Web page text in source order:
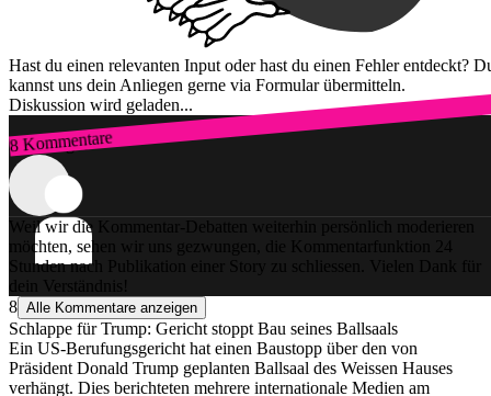
Hast du einen relevanten Input oder hast du einen Fehler entdeckt?
kannst uns dein Anliegen gerne via Formular übermitteln.
Diskussion wird geladen...
8 Kommentare
Zum Login
Weil wir die Kommentar-Debatten weiterhin persönlich moderieren
möchten, sehen wir uns gezwungen, die Kommentarfunktion 24
Stunden nach Publikation einer Story zu schliessen. Vielen Dank für
dein Verständnis!
8 Alle Kommentare anzeigen
Schlappe für Trump: Gericht stoppt Bau seines Ballsaals
Ein US-Berufungsgericht hat einen Baustopp über den von
Präsident Donald Trump geplanten Ballsaal des Weissen Hauses
verhängt. Dies berichteten mehrere internationale Medien am